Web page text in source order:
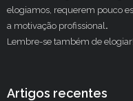
elogiamos, requerem pouco
a motivação profissional.
Lembre-se também de elogiar!
Artigos recentes